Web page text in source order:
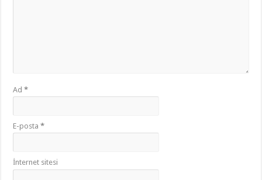
Ad*
E-posta*
İnternet sitesi